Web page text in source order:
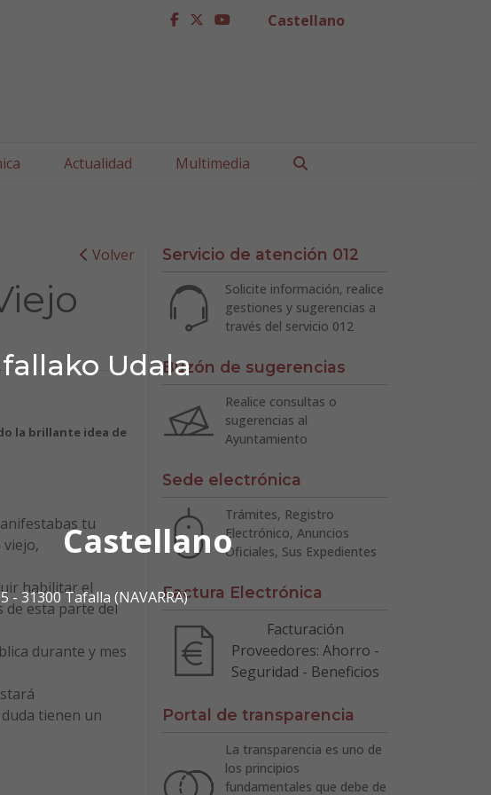
Udala
Castellano
- 31300 Tafalla (NAVARRA)
facebook
twitter
youtubeCastellano
Actualidad Multimedia
Volver
la brillante idea de
tu
habilitar el
de esta parte del
durante y mes
tienen un
Servicio de atención 012
Solicite información, realice
gestiones y sugerencias a
través del servicio 012
Buzón de sugerencias
Realice consultas o
sugerencias al
Ayuntamiento
Sede electrónica
Trámites, Registro
Electrónico, Anuncios
Oficiales, Sus Expedientes
Factura Electrónica
Facturación
Proveedores: Ahorro -
Seguridad - Beneficios
Portal de transparencia
La transparencia es uno de
los principios
fundamentales que debe de